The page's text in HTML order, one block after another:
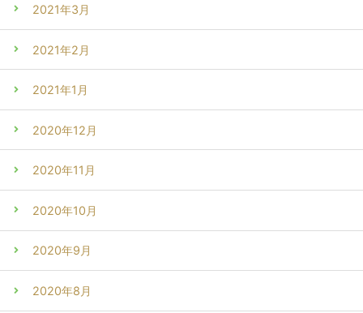
2021年3月
2021年2月
2021年1月
2020年12月
2020年11月
2020年10月
2020年9月
2020年8月